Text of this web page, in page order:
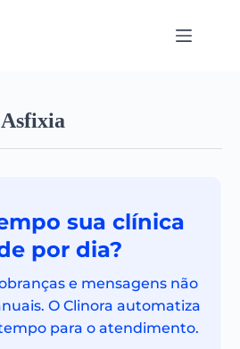
sua clínica
por dia?
e mensagens não
O Clinora automatiza
para o atendimento.